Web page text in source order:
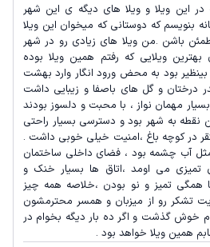
این ویلا و ویلا های دیگه ی این شهر
بنویسم که دوستانی که میخوان این ویلا
باشن .من ویلا های زیادی رو در شهر
ویلایی که رفتم همین ویلا بوده
بود به محض ورود انگار وارد بهشت
درختان و گل های باصفا و زیبایی داشت
مهمان نواز ، با محبت و دلسوز بودند
نقطه به شهر بود و دسترسی بسیار راحتی
در کوچه باغ ،امنیت خیلی خوبی داشت .
مثل آب چشمه بود ، فضای داخلی ساختمان
تمیزی می اومد ،اتاق ها بسیار خنک و
همگی تمیز و نو بودن ،خلاصه همه چیز
تشکر رو از میزبان و همسر محترمشون
ام خوش گذشت و اگر ده بار دیگه بخوام در
همین ویلا خواهد بود .